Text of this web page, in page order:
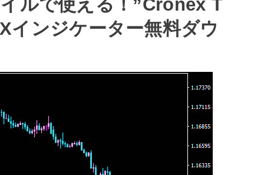
ルで使える！”Cronex T
インジケーター無料ダウ